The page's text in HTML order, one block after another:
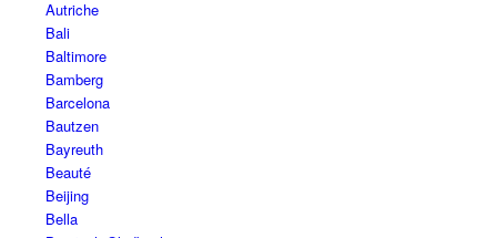
Autriche
Bali
Baltimore
Bamberg
Barcelona
Bautzen
Bayreuth
Beauté
Beijing
Bella